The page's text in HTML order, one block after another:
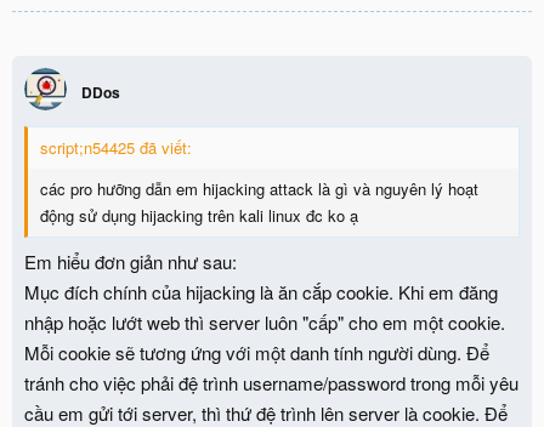
DDos
script;n54425 đã viết:
các pro hưỡng dẫn em hijacking attack là gì và nguyên lý hoạt
động sử dụng hijacking trên kali linux đc ko ạ
Em hiểu đơn giản như sau:
Mục đích chính của hijacking là ăn cắp cookie. Khi em đăng
nhập hoặc lướt web thì server luôn "cấp" cho em một cookie.
Mỗi cookie sẽ tương ứng với một danh tính người dùng. Để
tránh cho việc phải đệ trình username/password trong mỗi yêu
cầu em gửi tới server, thì thứ đệ trình lên server là cookie. Để